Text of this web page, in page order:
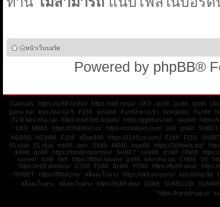
หน้าเว็บบอร์ด
Powered by phpBB®
Cakhiatv https://sc88.locker/ https://ok9.ninja/ OK9 go88 go88 qq88
game bài
keo nha cai 5 F168 xoso66 Fun88 ทางเข้า bongdalu Fun88
Tỷ lệ kèo nhà cái
https://ok8386.supply/ https://gg88vn.net/ vaobet
https://
OK9
MB66 https://cm88bet.us/ https://cm88viet.com/ ok9 go88
SHBET
NEW88
NEW88 F168 สล็อต999 https://3245.cn.com/ F168 F168
55 club
91 club mb66 iwin XX88 MB66 new88 https://789bets.biz/
XX88
go88 https://mm88.directory/ SHBET new88 cm88 ON68
sunwin
sc88 ok9 https://f8bet.luxury/ go88 keo nha cai CM88 S8
https://rr88.delivery/
C168 F168 Bet88 PG88 https://fly88.deal/
789BET
https://f8bet.me/ สล็อตเว็บตรง https://ok9.property/ kèo bóng đá
สล็อตเว็บตรง
สล็อตเว็บตรง https://fly88.dev/ GO88 SUMCLUB
https://transitmap.io